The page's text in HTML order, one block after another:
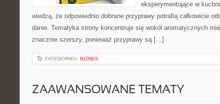
eksperymentujące w
wiedzą, że odpowiednio dobrane przyprawy potrafią całkowicie
danie. Tematyka strony koncentruje się wokół aromatycznych
znacznie szerszy, ponieważ przyprawy są […]
CATEGORIES: BIZNES
ZAAWANSOWANE TEMATY